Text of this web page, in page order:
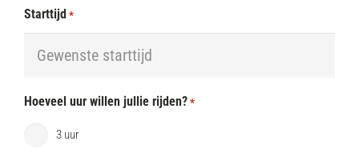
Starttijd *
Hoeveel uur willen jullie rijden? *
3 uur